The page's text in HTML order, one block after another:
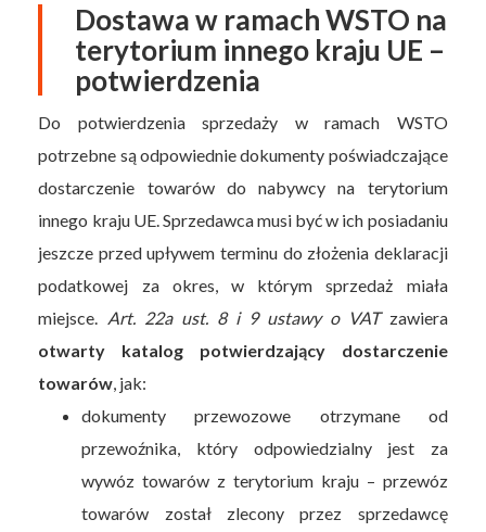
Dostawa w ramach WSTO na
terytorium innego kraju UE –
potwierdzenia
Do potwierdzenia sprzedaży w ramach WSTO
potrzebne są odpowiednie dokumenty poświadczające
dostarczenie towarów do nabywcy na terytorium
innego kraju UE. Sprzedawca musi być w ich posiadaniu
jeszcze przed upływem terminu do złożenia deklaracji
podatkowej za okres, w którym sprzedaż miała
miejsce.
Art. 22a ust. 8 i 9 ustawy o VATzawiera
otwarty katalog potwierdzający dostarczenie
towarów , jak:
dokumenty przewozowe otrzymane od
przewoźnika, który odpowiedzialny jest za
wywóz towarów z terytorium kraju – przewóz
towarów został zlecony przez sprzedawcę